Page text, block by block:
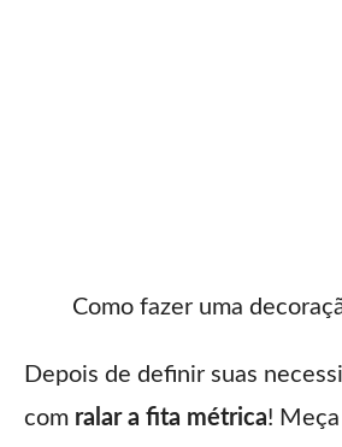
Como fazer uma
Depois de definir suas
com ralar a fita métrica!